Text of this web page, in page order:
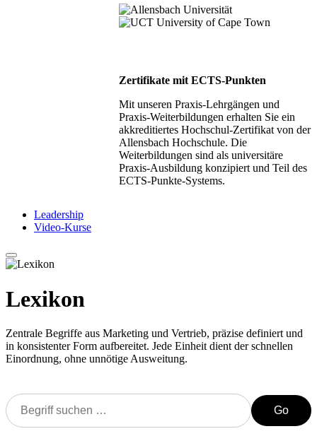
Zertifikate mit ECTS-Punkten
Mit unseren Praxis-Lehrgängen und
Praxis-Weiterbildungen erhalten Sie ein
akkreditiertes Hochschul-Zertifikat von der
Allensbach Hochschule. Die
Weiterbildungen sind als universitäre
Praxis-Ausbildung konzipiert und Teil des
ECTS-Punkte-Systems.
Leadership
Video-Kurse
Lexikon
Zentrale Begriffe aus Marketing und Vertrieb, präzise definiert und
in konsistenter Form aufbereitet. Jede Einheit dient der schnellen
Einordnung, ohne unnötige Ausweitung.
Go